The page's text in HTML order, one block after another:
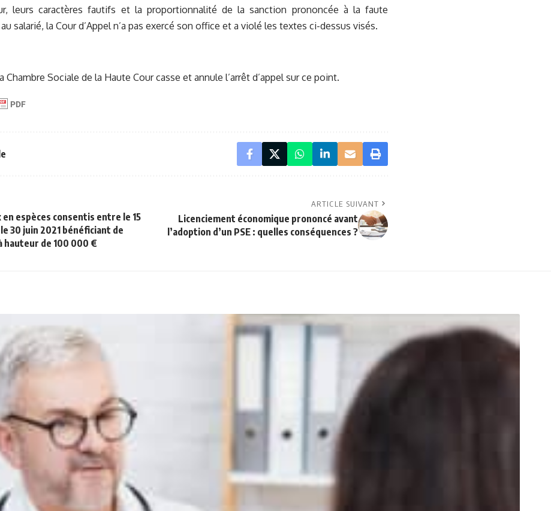
leurs caractères fautifs et la proportionnalité de la sanction prononcée à la faute
salarié, la Cour d’Appel n’a pas exercé son office et a violé les textes ci-dessus visés.
Chambre Sociale de la Haute Cour casse et annule l’arrêt d’appel sur ce point.
espèces consentis entre le 15
30 juin 2021 bénéficiant de
hauteur de 100 000 €
ARTICLE SUIVANT
Licenciement économique prononcé avant
l’adoption d’un PSE : quelles conséquences ?